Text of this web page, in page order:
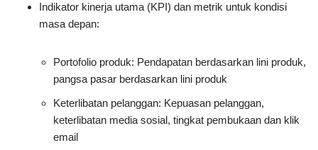
Indikator kinerja utama (KPI) dan metrik untuk kondisi
masa depan:
Portofolio produk: Pendapatan berdasarkan lini produk,
pangsa pasar berdasarkan lini produk
Keterlibatan pelanggan: Kepuasan pelanggan,
keterlibatan media sosial, tingkat pembukaan dan klik
email